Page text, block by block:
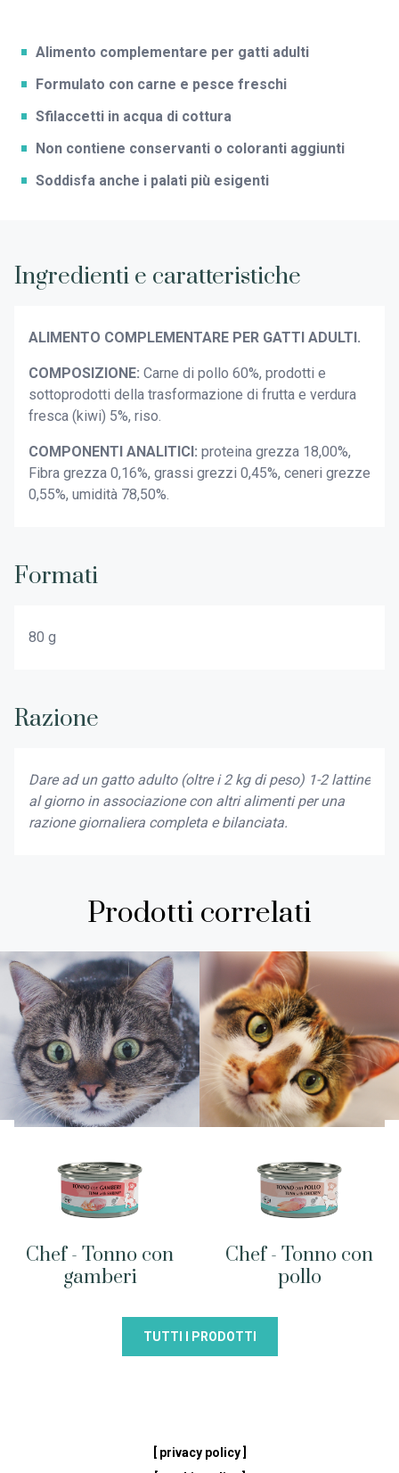
Alimento complementare per gatti adulti
Formulato con carne e pesce freschi
Sfilaccetti in acqua di cottura
Non contiene conservanti o coloranti aggiunti
Soddisfa anche i palati più esigenti
Ingredienti e caratteristiche
ALIMENTO COMPLEMENTARE PER GATTI ADULTI.
COMPOSIZIONE: Carne di pollo 60%, prodotti e
sottoprodotti della trasformazione di frutta e verdura
fresca (kiwi) 5%, riso.
COMPONENTI ANALITICI: proteina grezza 18,00%,
Fibra grezza 0,16%, grassi grezzi 0,45%, ceneri grezze
0,55%, umidità 78,50%.
Formati
80 g
Razione
Dare ad un gatto adulto (oltre i 2 kg di peso) 1-2 lattine
al giorno in associazione con altri alimenti per una
razione giornaliera completa e bilanciata.
Prodotti correlati
Chef - Tonno con
gamberi
Chef - Tonno con
pollo
TUTTI I PRODOTTI
[ privacy policy ]